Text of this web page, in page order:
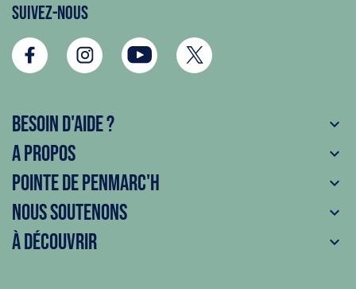
Suivez-nous
Besoin d'aide ? 
A propos 
Pointe de Penmarc'h 
Nous soutenons 
À découvrir 